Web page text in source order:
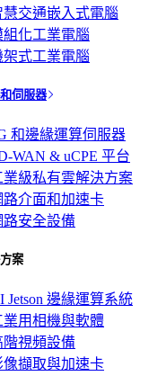
慧交通嵌入式電腦
組化工業電腦
架式工業電腦
伺服器
和邊緣運算伺服器
WAN & uCPE 平台
業級私有雲解決方案
路介面和加速卡
路安全設備
案
Jetson 邊緣運算系統
業用相機與軟體
階視頻設備
像擷取與加速卡